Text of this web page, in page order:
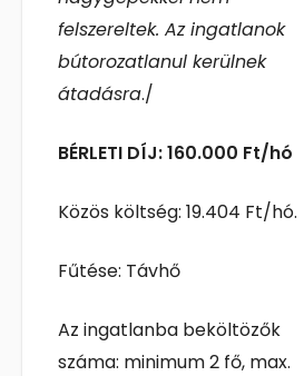
felszereltek. Az ingatlanok
bútorozatlanul kerülnek
átadásra./
BÉRLETI DÍJ: 160.000 Ft/hó
Közös költség: 19.404 Ft/hó.
Fűtése: Távhő
Az ingatlanba beköltözők
száma: minimum 2 fő, max.